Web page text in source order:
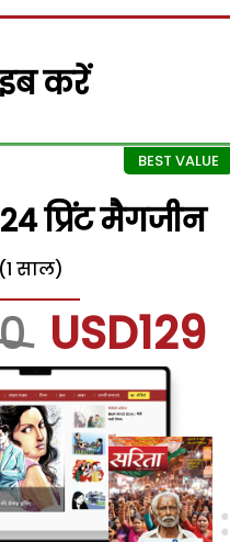
करें
प्रिंट मैगजीन
(1 साल)
USD129